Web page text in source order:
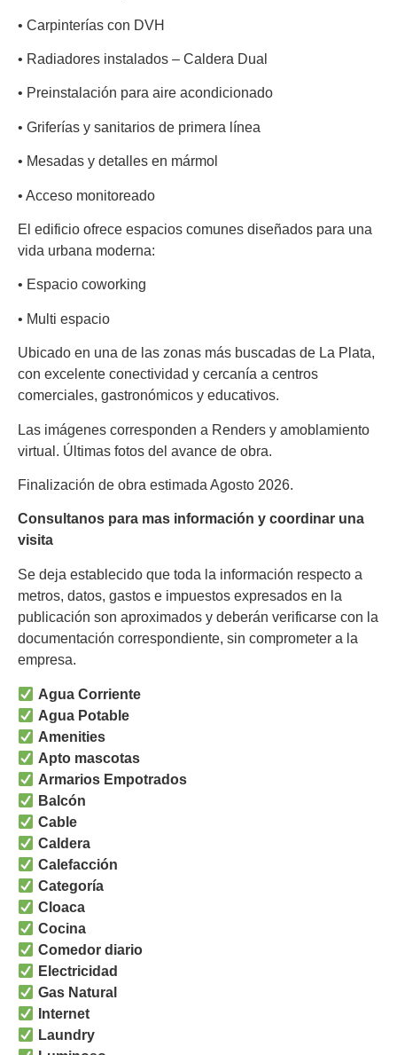
• Carpinterías con DVH
• Radiadores instalados – Caldera Dual
• Preinstalación para aire acondicionado
• Griferías y sanitarios de primera línea
• Mesadas y detalles en mármol
• Acceso monitoreado
El edificio ofrece espacios comunes diseñados para una
vida urbana moderna:
• Espacio coworking
• Multi espacio
Ubicado en una de las zonas más buscadas de La Plata,
con excelente conectividad y cercanía a centros
comerciales, gastronómicos y educativos.
Las imágenes corresponden a Renders y amoblamiento
virtual. Últimas fotos del avance de obra.
Finalización de obra estimada Agosto 2026.
Consultanos para mas información y coordinar una
visita
Se deja establecido que toda la información respecto a
metros, datos, gastos e impuestos expresados en la
publicación son aproximados y deberán verificarse con la
documentación correspondiente, sin comprometer a la
empresa.
Agua Corriente
Agua Potable
Amenities
Apto mascotas
Armarios Empotrados
Balcón
Cable
Caldera
Calefacción
Categoría
Cloaca
Cocina
Comedor diario
Electricidad
Gas Natural
Internet
Laundry